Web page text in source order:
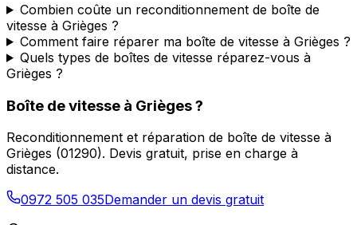
Combien coûte un reconditionnement de boîte de
vitesse à Grièges ?
Comment faire réparer ma boîte de vitesse à Grièges ?
Quels types de boîtes de vitesse réparez-vous à
Grièges ?
Boîte de vitesse à Grièges?
Reconditionnement et réparation de boîte de vitesse à
Grièges (01290). Devis gratuit, prise en charge à
distance.
0972 505 035Demander un devis gratuit